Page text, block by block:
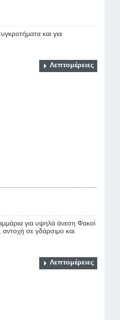
και για
Λεπτομέρειες
για υψηλά άνεση Φακοί
σε γδάρσιμο και
Λεπτομέρειες